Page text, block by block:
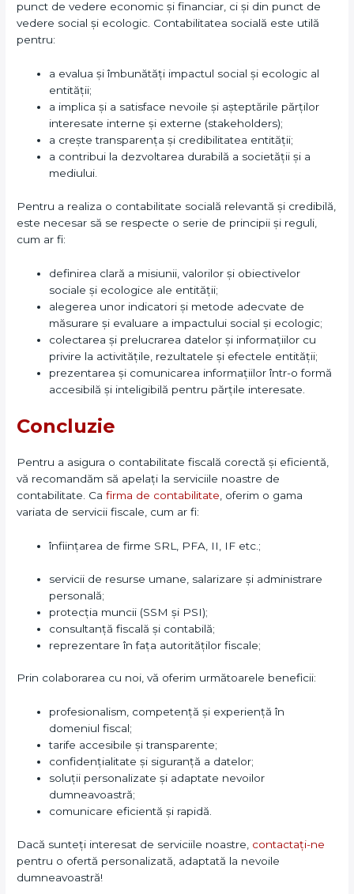
punct de vedere economic și financiar, ci și din punct de
vedere social și ecologic. Contabilitatea socială este utilă
pentru:
a evalua și îmbunătăți impactul social și ecologic al
entității;
a implica și a satisface nevoile și așteptările părților
interesate interne și externe (stakeholders);
a crește transparența și credibilitatea entității;
a contribui la dezvoltarea durabilă a societății și a
mediului.
Pentru a realiza o contabilitate socială relevantă și credibilă,
este necesar să se respecte o serie de principii și reguli,
cum ar fi:
definirea clară a misiunii, valorilor și obiectivelor
sociale și ecologice ale entității;
alegerea unor indicatori și metode adecvate de
măsurare și evaluare a impactului social și ecologic;
colectarea și prelucrarea datelor și informațiilor cu
privire la activitățile, rezultatele și efectele entității;
prezentarea și comunicarea informațiilor într-o formă
accesibilă și inteligibilă pentru părțile interesate.
Concluzie
Pentru a asigura o contabilitate fiscală corectă și eficientă,
vă recomandăm să apelați la serviciile noastre de
contabilitate. Cafirma de contabilitate, oferim o gama
variata de servicii fiscale, cum ar fi:
înființarea de firme SRL, PFA, II, IF etc.;
servicii de resurse umane, salarizare și administrare
personală;
protecția muncii (SSM și PSI);
consultanță fiscală și contabilă;
reprezentare în fața autorităților fiscale;
Prin colaborarea cu noi, vă oferim următoarele beneficii:
profesionalism, competență și experiență în
domeniul fiscal;
tarife accesibile și transparente;
confidențialitate și siguranță a datelor;
soluții personalizate și adaptate nevoilor
dumneavoastră;
comunicare eficientă și rapidă.
Dacă sunteți interesat de serviciile noastre, contactați-ne
pentru o ofertă personalizată, adaptată la nevoile
dumneavoastră!